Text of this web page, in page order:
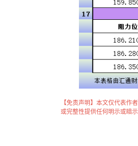
【免责声明】本文仅代表作
或完整性提供任何明示或暗